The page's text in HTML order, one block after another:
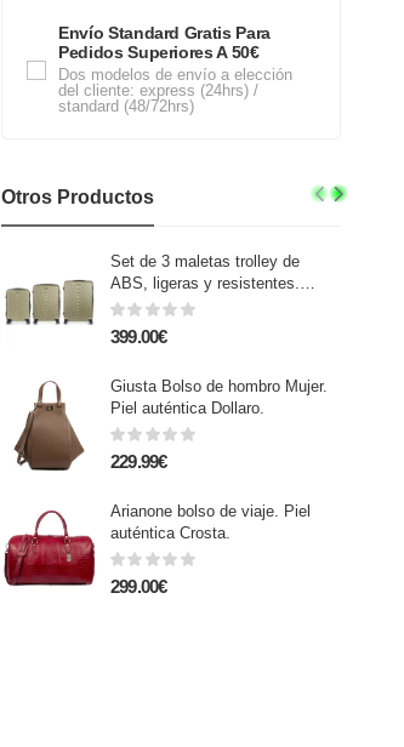
Envío Standard Gratis Para
Pedidos Superiores A 50€
Dos modelos de envío a elección
del cliente: express (24hrs) /
standard (48/72hrs)
Otros Productos
Set de 3 maletas trolley de
ABS, ligeras y resistentes.
Diseño escamas.
399.00€
Giusta Bolso de hombro Mujer.
Piel auténtica Dollaro.
229.99€
Arianone bolso de viaje. Piel
auténtica Crosta.
299.00€